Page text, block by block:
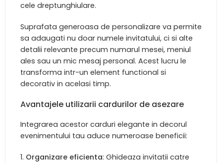
cele dreptunghiulare.
Suprafata generoasa de personalizare va permite
sa adaugati nu doar numele invitatului, ci si alte
detalii relevante precum numarul mesei, meniul
ales sau un mic mesaj personal. Acest lucru le
transforma intr-un element functional si
decorativ in acelasi timp.
Avantajele utilizarii cardurilor de asezare
Integrarea acestor carduri elegante in decorul
evenimentului tau aduce numeroase beneficii:
Organizare eficienta: Ghideaza invitatii catre